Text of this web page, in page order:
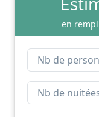
en